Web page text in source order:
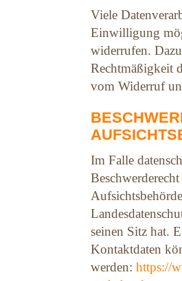
Viele
Einwilligung
widerrufen.
Rechtmäßigkeit
vom Widerruf
Im Falle
seinen Sitz hat.
Kontaktdaten
werden: https://